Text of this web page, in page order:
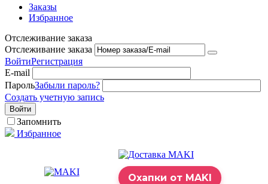
Заказы
Избранное
Отслеживание заказа
Отслеживание заказа
ВойтиРегистрация
E-mail
ПарольЗабыли пароль?
Создать учетную запись
Войти
Запомнить
Избранное
Охапки от MAKI